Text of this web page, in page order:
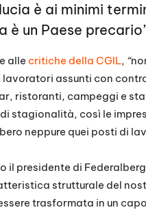
è ai minimi
è un Paese
alle critiche della CGIL, “
assunti con
ristoranti, campeggi e
stagionalità, così le
neppure quei posti di
il presidente di
strutturale del
trasformata in un